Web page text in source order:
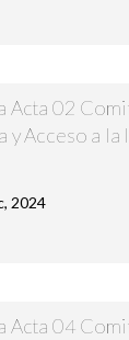
Acta 02
y Acceso a
2024
Acta 04